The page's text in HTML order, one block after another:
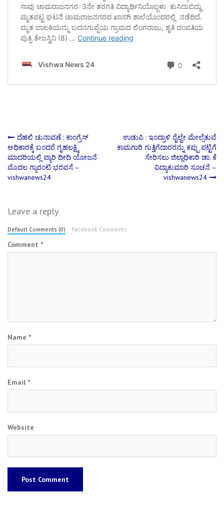
Post
navigation
ದೆಹಲಿ ಚುನಾವಣೆ : ಕಾಂಗ್ರೆಸ್
ಅಧಿಕಾರಕ್ಕೆ ಬಂದರೆ ಗೃಹಲಕ್ಷ್ಮಿ
ಮಾದರಿಯಲ್ಲಿ ಪ್ಯಾರಿ ದೀದಿ ಯೋಜನೆ
ಮೊದಲ ಗ್ಯಾರಂಟಿ ಭರವಸೆ –
vishwanews24
ಉಡುಪಿ : ಇಂದ್ರಾಳಿ ರೈಲ್ವೇ ಮೇಲ್ಸೆತುವೆ
ಕಾಮಗಾರಿ ಗುತ್ತಿಗೆದಾರರನ್ನು ಕಪ್ಪು ಪಟ್ಟಿಗೆ
ಸೇರಿಸಲು ಜಿಲ್ಲಾಧಿಕಾರಿ ಡಾ. ಕೆ
ವಿದ್ಯಾಕುಮಾರಿ ಸೂಚನೆ –
vishwanews24
Leave a reply
Default Comments (0) Facebook Comments
Comment *
Name *
Email *
Website